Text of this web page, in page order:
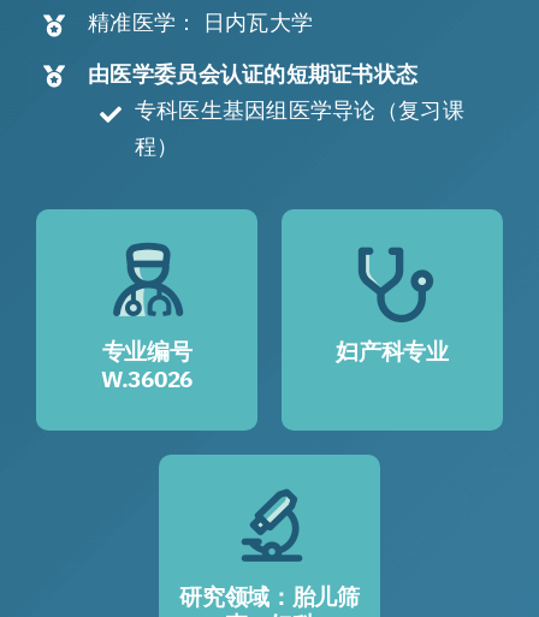
精准医学： 日内瓦大学
由医学委员会认证的短期证书状态
专科医生基因组医学导论（复习课
程）
专业编号
W.36026
妇产科专业
研究领域：胎儿筛